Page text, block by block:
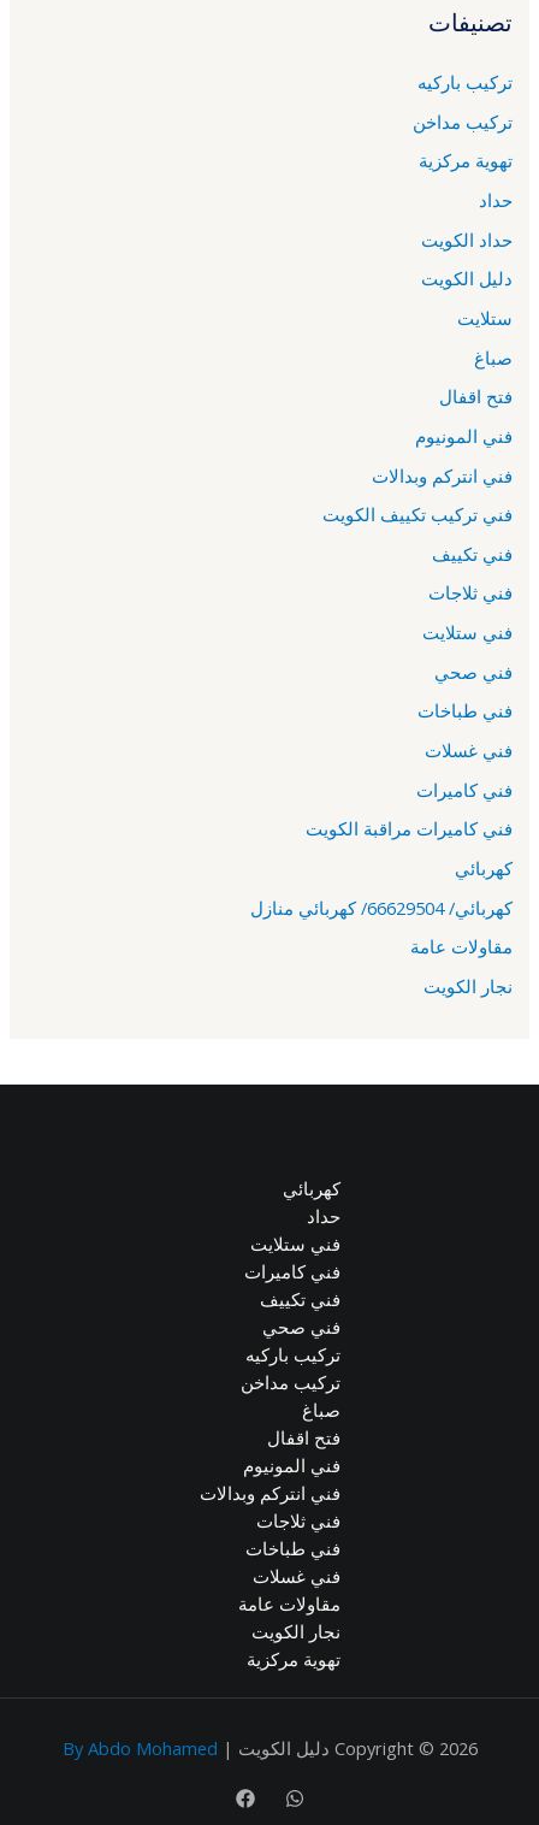
تصنيفات
تركيب باركيه
تركيب مداخن
تهوية مركزية
حداد
حداد الكويت
دليل الكويت
ستلايت
صباغ
فتح اقفال
فني المونيوم
فني انتركم وبدالات
فني تركيب تكييف الكويت
فني تكييف
فني ثلاجات
فني ستلايت
فني صحي
فني طباخات
فني غسلات
فني كاميرات
فني كاميرات مراقبة الكويت
كهربائي
كهربائي/ 66629504/ كهربائي منازل
مقاولات عامة
نجار الكويت
كهربائي
حداد
فني ستلايت
فني كاميرات
فني تكييف
فني صحي
تركيب باركيه
تركيب مداخن
صباغ
فتح اقفال
فني المونيوم
فني انتركم وبدالات
فني ثلاجات
فني طباخات
فني غسلات
مقاولات عامة
نجار الكويت
تهوية مركزية
Copyright © 2026 دليل الكويت | By Abdo Mohamed